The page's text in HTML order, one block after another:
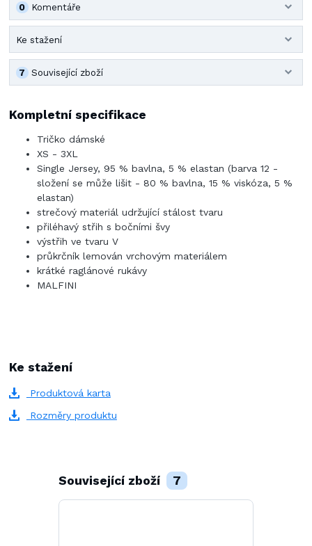
Komentáře
0
Ke stažení
Související zboží
7
Kompletní specifikace
Tričko dámské
XS - 3XL
Single Jersey, 95 % bavlna, 5 % elastan (barva 12 -
složení se může lišit - 80 % bavlna, 15 % viskóza, 5 %
elastan)
strečový materiál udržující stálost tvaru
přiléhavý střih s bočními švy
výstřih ve tvaru V
průkrčník lemován vrchovým materiálem
krátké raglánové rukávy
MALFINI
Ke stažení
Produktová karta
Rozměry produktu
Související zboží 7